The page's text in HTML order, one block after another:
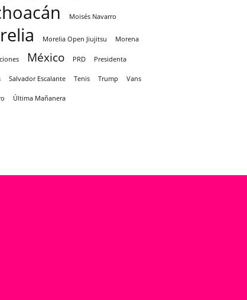
Moisés Navarro
Morelia Open Jiujitsu Morena
México PRD Presidenta
Salvador Escalante Tenis Trump Vans
Última Mañanera